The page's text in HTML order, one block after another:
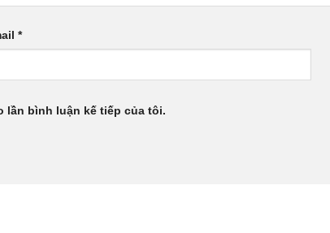
*
lần bình luận kế tiếp của tôi.